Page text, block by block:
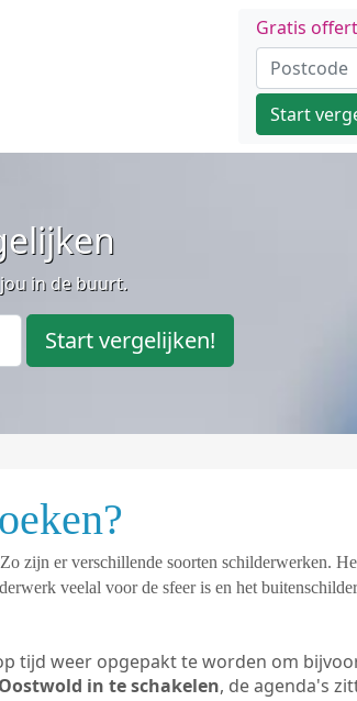
Gratis
Start
in de buurt.
Start vergelijken!
zijn er verschillende soorten schilderwerken.
veelal voor de sfeer is en het
tijd weer opgepakt te worden om
in te schakelen, de agenda's